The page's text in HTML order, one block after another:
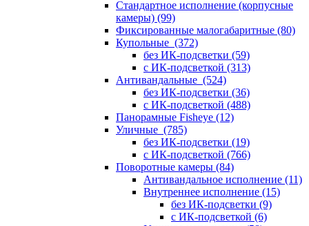
Стандартное исполнение (корпусные
камеры) (99)
Фиксированные малогабаритные (80)
Купольные (372)
без ИК-подсветки (59)
с ИК-подсветкой (313)
Антивандальные (524)
без ИК-подсветки (36)
с ИК-подсветкой (488)
Панорамные Fisheye (12)
Уличные (785)
без ИК-подсветки (19)
с ИК-подсветкой (766)
Поворотные камеры (84)
Антивандальное исполнение (11)
Внутреннее исполнение (15)
без ИК-подсветки (9)
с ИК-подсветкой (6)